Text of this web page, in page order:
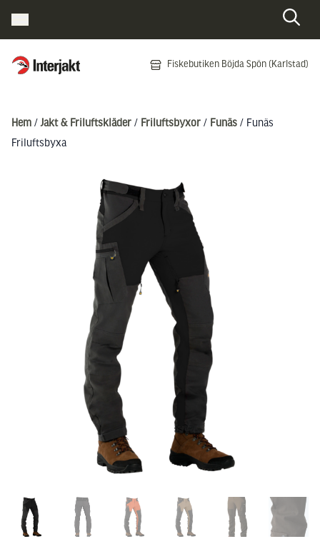
Interjakt SE Fiskebutiken Böjda Spön (Karlstad)
Hem /Jakt & Friluftskläder / Friluftsbyxor / Funäs / Funäs
Friluftsbyxa